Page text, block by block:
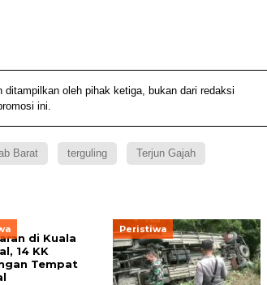
oleh pihak ketiga, bukan dari redaksi
ini.
Barat terguling Terjun Gajah
di Kuala
14 KK
Tempat
Peristiwa